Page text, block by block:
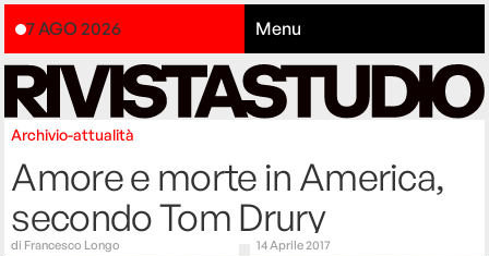
7 AGO 2026 Menu
Archivio-attualità
Amore e morte in America,
secondo Tom Drury
di Francesco Longo 14 Aprile 2017